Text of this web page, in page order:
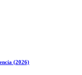
(2026)